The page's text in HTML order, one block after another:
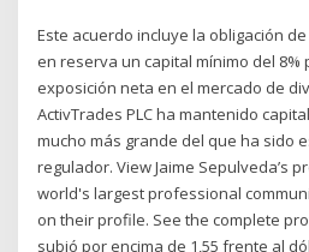
Este acuerdo incluye la obligación
en reserva un capital mínimo del
exposición neta en el mercado de
ActivTrades PLC ha mantenido
mucho más grande del que ha sido
regulador. View Jaime Sepulveda’s
world's largest professional
on their profile. See the complete
subió por encima de 1,55 frente al